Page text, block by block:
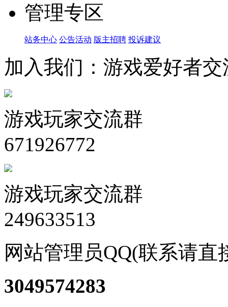
管理专区
站务中心 公告活动 版主招聘 投诉建议
加入我们：游戏爱好者交
游戏玩家交流群
671926772
游戏玩家交流群
249633513
网站管理员QQ(联系请直
3049574283